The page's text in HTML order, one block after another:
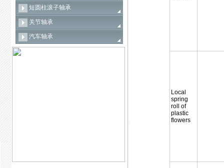
短圆柱滚子轴承
关节轴承
汽车轴承
Local
spring
roll of
plastic
flowers